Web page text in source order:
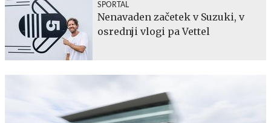
SPORTAL
Nenavaden začetek v Suzuki, v
osrednji vlogi pa Vettel